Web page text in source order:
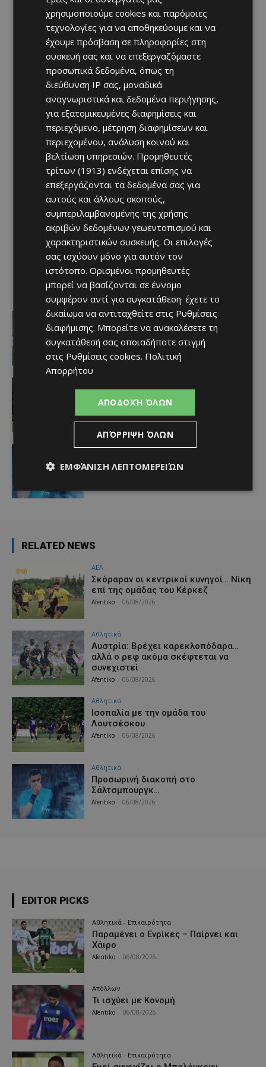
Αθλητικά
Αυστρία: Βρέχει καρεκλοπόδαρα…
αλλά ο ρεφ ακόμα σκέφτεται να
συνεχιστεί
Afentiko - 06/08/2026
Iσοπαλία με την ομάδα του
Λουτσέσκου
Afentiko - 06/08/2026
Αθλητικά
Σάλτσμπουργκ…
RELATED NEWS
ΑΕΛ
Σκόραραν οι κεντρικοί κυνηγοί… Νίκη
επί της ομάδας του Κέρκεζ
Afentiko 06/08/2026
Αθλητικά
Αυστρία: Βρέχει καρεκλοπόδαρα…
αλλά ο ρεφ ακόμα σκέφτεται να
συνεχιστεί
Afentiko 06/08/2026
Αθλητικά
Iσοπαλία με την ομάδα του
Λουτσέσκου
Afentiko 06/08/2026
Αθλητικά
Προσωρινή διακοπή στο
Σάλτσμπουργκ…
Afentiko 06/08/2026
EDITOR PICKS
Αθλητικά - Επικαιρότητα
Παραμένει ο Ενρίκες – Παίρνει και
Χάιρο
Afentiko 06/08/2026
Απόλλων
Τι ισχύει με Κονομή
Afentiko 06/08/2026
Αθλητικά - Επικαιρότητα
χρησιμοποιούμε cookies και παρόμοιες
τεχνολογίες για να αποθηκεύουμε και να
έχουμε πρόσβαση σε πληροφορίες στη
συσκευή σας και να επεξεργαζόμαστε
προσωπικά δεδομένα, όπως τη
διεύθυνση IP σας, μοναδικά
αναγνωριστικά και δεδομένα περιήγησης,
για εξατομικευμένες διαφημίσεις και
περιεχόμενο, μέτρηση διαφημίσεων και
περιεχομένου, ανάλυση κοινού και
βελτίωση υπηρεσιών. Προμηθευτές
τρίτων (1913) ενδέχεται επίσης να
επεξεργάζονται τα δεδομένα σας για
αυτούς και άλλους σκοπούς,
συμπεριλαμβανομένης της χρήσης
ακριβών δεδομένων γεωεντοπισμού και
χαρακτηριστικών συσκευής. Οι επιλογές
σας ισχύουν μόνο για αυτόν τον
ιστότοπο. Ορισμένοι προμηθευτές
μπορεί να βασίζονται σε έννομο
συμφέρον αντί για συγκατάθεση· έχετε το
δικαίωμα να αντιταχθείτε στις Ρυθμίσεις
διαφήμισης. Μπορείτε να ανακαλέσετε τη
συγκατάθεσή σας οποιαδήποτε στιγμή
στις Ρυθμίσεις cookies. Πολιτική
Απορρήτου
ΑΠΟΔΟΧΉ ΌΛΩΝ
ΑΠΌΡΡΙΨΗ ΌΛΩΝ
ΕΜΦΆΝΙΣΗ ΛΕΠΤΟΜΕΡΕΙΏΝ